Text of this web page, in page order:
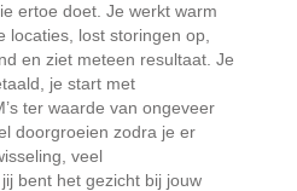
ertoe doet. Je werkt warm
locaties, lost storingen op,
en ziet meteen resultaat. Je
je start met
ter waarde van ongeveer
doorgroeien zodra je er
veel
bent het gezicht bij jouw